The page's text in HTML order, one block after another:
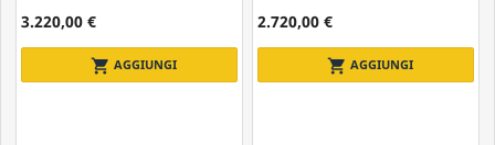
3.220,00 €
shopping_cart AGGIUNGI
2.720,00 €
shopping_cart AGGIUNGI